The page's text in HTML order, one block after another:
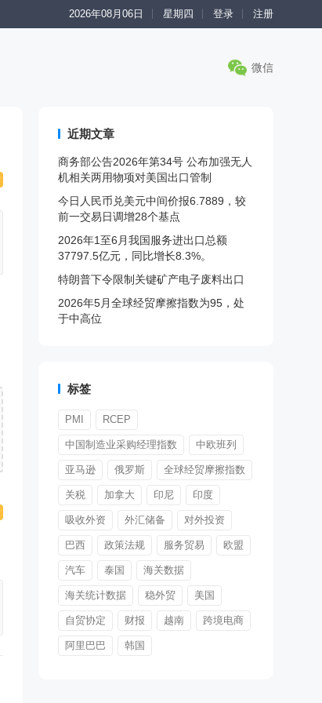
2026年08月06日 星期四 登录 注册
微信
近期文章
商务部公告2026年第34号 公布加强无人
机相关两用物项对美国出口管制
今日人民币兑美元中间价报6.7889，较
前一交易日调增28个基点
2026年1至6月我国服务进出口总额
37797.5亿元，同比增长8.3%。
特朗普下令限制关键矿产电子废料出口
2026年5月全球经贸摩擦指数为95，处
于中高位
标签
PMI RCEP
中国制造业采购经理指数 中欧班列
亚马逊 俄罗斯 全球经贸摩擦指数
关税 加拿大 印尼 印度
吸收外资 外汇储备 对外投资
巴西 政策法规 服务贸易 欧盟
汽车 泰国 海关数据
海关统计数据 稳外贸 美国
自贸协定 财报 越南 跨境电商
阿里巴巴 韩国